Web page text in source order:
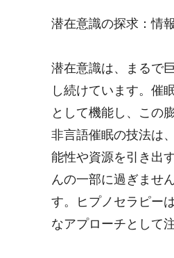
潜在意識の探求：情
潜在意識は、まるで
し続けています。催
として機能し、この
非言語催眠の技法は
能性や資源を引き出
んの一部に過ぎませ
す。ヒプノセラピー
なアプローチとして